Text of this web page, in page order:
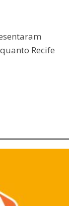
Recife